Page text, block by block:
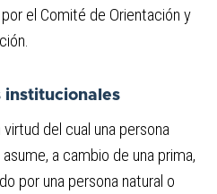
el Comité de Orientación y
institucionales
del cual una persona
a cambio de una prima,
por una persona natural o